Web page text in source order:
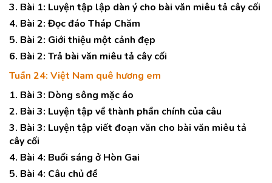
3. Bài 1: Luyện tập lập dàn ý cho bài văn miêu tả cây cối
4. Bài 2: Đọc đáo Tháp Chăm
5. Bài 2: Giới thiệu một cảnh đẹp
6. Bài 2: Trả bài văn miêu tả cây cối
Tuần 24: Việt Nam quê hương em
1. Bài 3: Dòng sông mặc áo
2. Bài 3: Luyện tập về thành phần chính của câu
3. Bài 3: Luyện tập viết đoạn văn cho bài văn miêu tả
cây cối
4. Bài 4: Buổi sáng ở Hòn Gai
5. Bài 4: Câu chủ đề